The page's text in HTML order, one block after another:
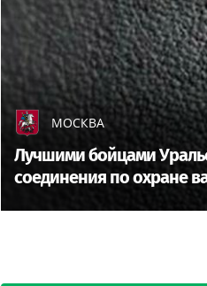
МОСКВА
Лучшими бойцами
соединения по охране